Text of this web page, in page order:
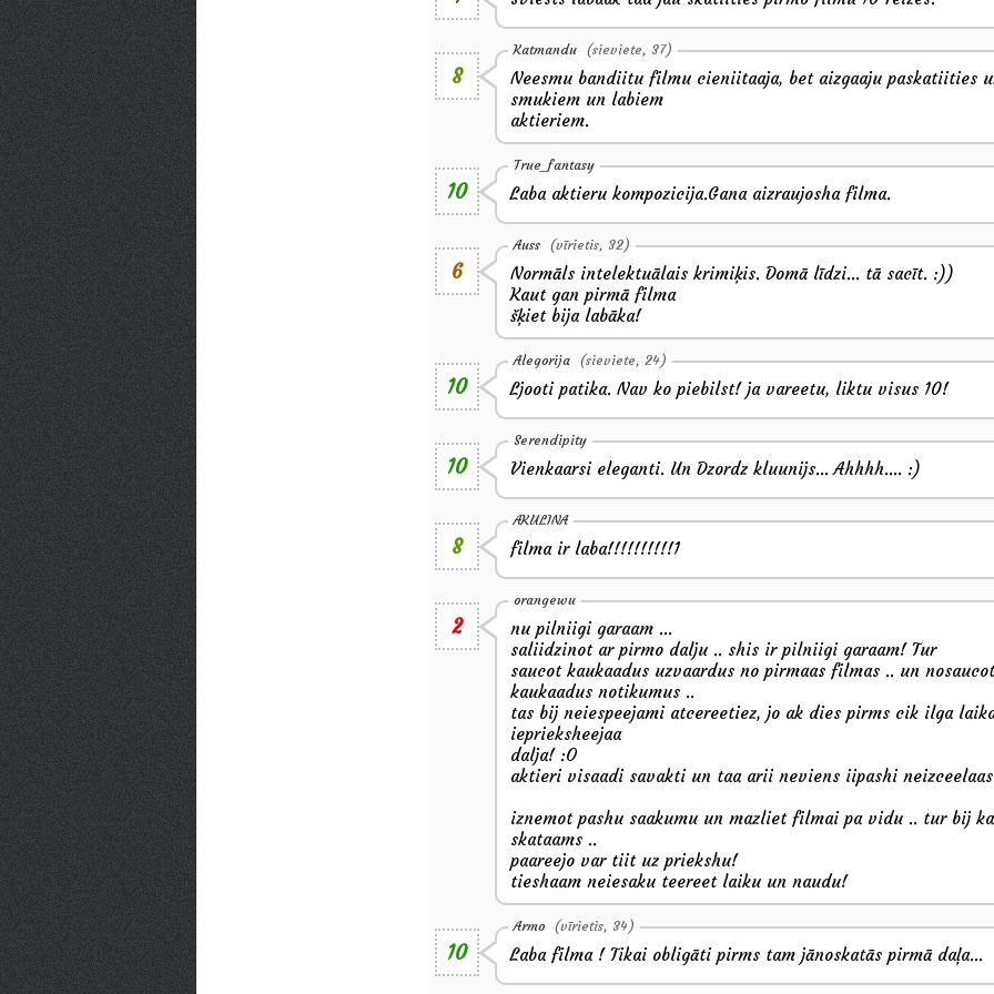
8
Katmandu (sieviete, 37)
Neesmu bandiitu filmu cieniitaaja, bet aizgaaju paskatiities
smukiem un labiem
aktieriem.
10
True_fantasy
Laba aktieru kompozicija.Gana aizraujosha filma.
6
Auss (vīrietis, 32)
Normāls intelektuālais krimiķis. Domā līdzi... tā sacīt. :))
Kaut gan pirmā filma
šķiet bija labāka!
10
Alegorija (sieviete, 24)
Ljooti patika. Nav ko piebilst! ja vareetu, liktu visus 10!
10
Serendipity
Vienkaarsi eleganti. Un Dzordz kluunijs... Ahhhh.... :)
8
AKULINA
filma ir laba!!!!!!!!!!1
2
orangewu
nu pilniigi garaam ...
saliidzinot ar pirmo dalju .. shis ir pilniigi garaam! Tur
saucot kaukaadus uzvaardus no pirmaas filmas .. un nosaucot
kaukaadus notikumus ..
tas bij neiespeejami atcereetiez, jo ak dies pirms cik ilga
ieprieksheejaa
dalja! :O
aktieri visaadi savakti un taa arii neviens iipashi
iznemot pashu saakumu un mazliet filmai pa vidu .. tur bij
skataams ..
paareejo var tiit uz priekshu!
tieshaam neiesaku teereet laiku un naudu!
10
Armo (vīrietis, 34)
Laba filma ! Tikai obligāti pirms tam jānoskatās pirmā daļa...